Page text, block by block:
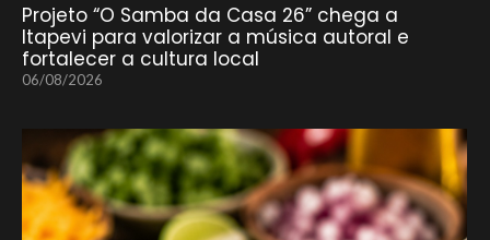
Projeto “O Samba da Casa 26” chega a
Itapevi para valorizar a música autoral e
fortalecer a cultura local
06/08/2026